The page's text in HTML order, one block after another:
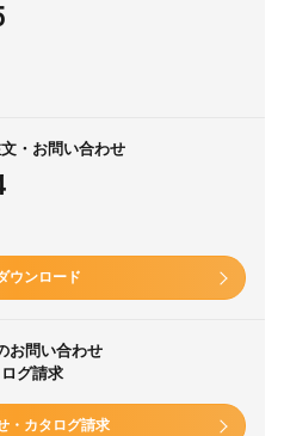
・お問い合わせ
ウンロード
お問い合わせ
グ請求
・カタログ請求